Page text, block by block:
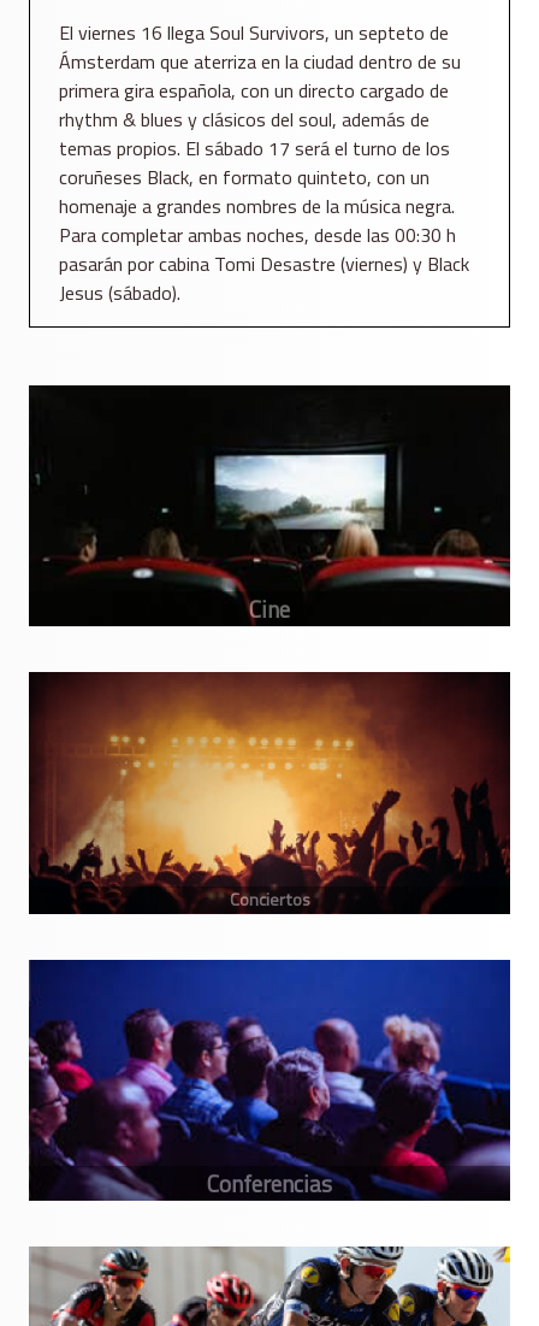
El viernes 16 llega Soul Survivors, un septeto de
Ámsterdam que aterriza en la ciudad dentro de su
primera gira española, con un directo cargado de
rhythm & blues y clásicos del soul, además de
temas propios. El sábado 17 será el turno de los
coruñeses Black, en formato quinteto, con un
homenaje a grandes nombres de la música negra.
Para completar ambas noches, desde las 00:30 h
pasarán por cabina Tomi Desastre (viernes) y Black
Jesus (sábado).